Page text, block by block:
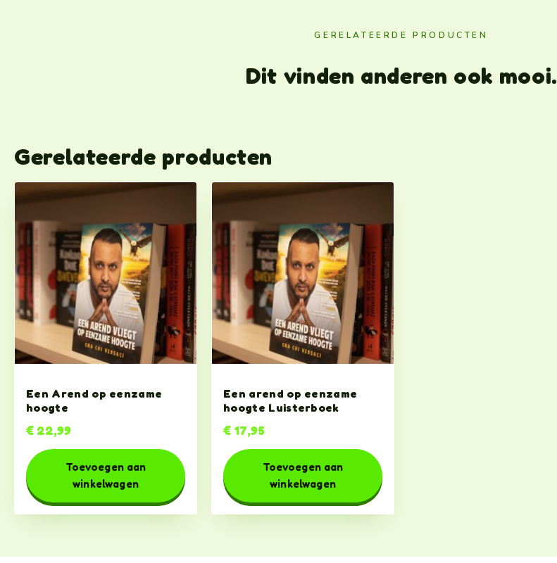
GERELATEERDE PRODUCTEN
Dit vinden anderen ook mooi.
Gerelateerde producten
Een Arend op eenzame
hoogte
€ 22,99
Toevoegen aan
winkelwagen
Een arend op eenzame
hoogte Luisterboek
€ 17,95
Toevoegen aan
winkelwagen